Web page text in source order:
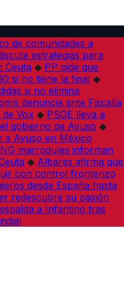
de comunidades a
estrategias para
Ceuta ◆ PP pide que
si no tiene la final ◆
si no elimina
denuncia ante Fiscalía
Vox ◆ PSOE lleva a
gobierno de Ayuso ◆
a Ayuso en México
marroquíes informan
◆ Albares afirma que
con control fronterizo
desde España hasta
redescubre su pasión
a Infantino tras